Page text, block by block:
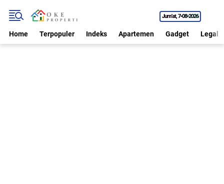
Jum'at 7•08•2026
Home Terpopuler Indeks Apartemen Gadget Legal